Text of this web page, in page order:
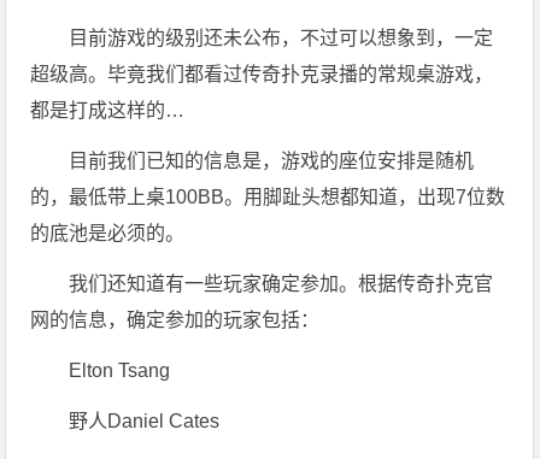
目前游戏的级别还未公布，不过可以想象到，一定
超级高。毕竟我们都看过传奇扑克录播的常规桌游戏，
都是打成这样的…
目前我们已知的信息是，游戏的座位安排是随机
的，最低带上桌100BB。用脚趾头想都知道，出现7位数
的底池是必须的。
我们还知道有一些玩家确定参加。根据传奇扑克官
网的信息，确定参加的玩家包括：
Elton Tsang
野人Daniel Cates